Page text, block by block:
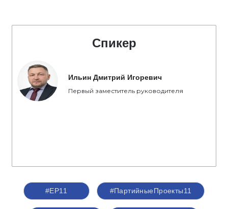
Спикер
Ильин Дмитрий Игоревич
Первый заместитель руководителя
#ЕР11 #ПартийныеПроекты11